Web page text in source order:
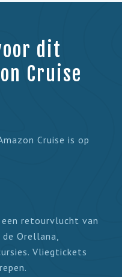
dit
Cruise
Cruise is op
retourvlucht van
Orellana,
Vliegtickets